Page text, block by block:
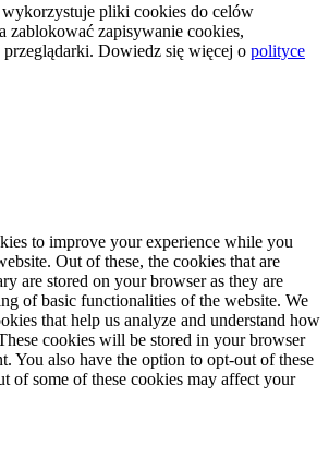
wykorzystuje pliki cookies do celów
zablokować zapisywanie cookies,
przeglądarki. Dowiedz się więcej o polityce
to improve your experience while you
Out of these, the cookies that are
are stored on your browser as they are
of basic functionalities of the website. We
that help us analyze and understand how
cookies will be stored in your browser
You also have the option to opt-out of these
of some of these cookies may affect your